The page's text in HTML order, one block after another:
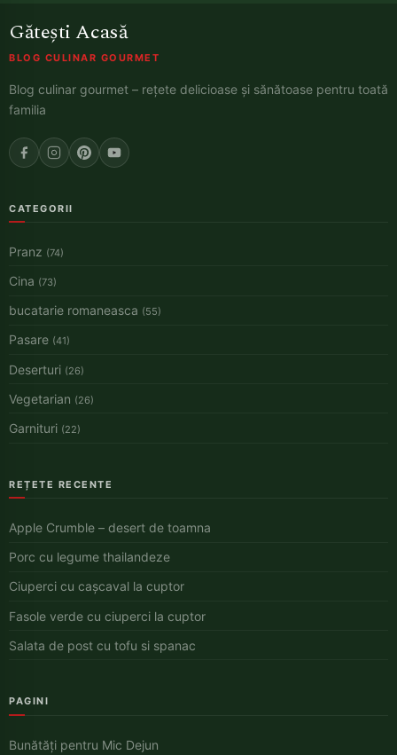
Gătești Acasă
BLOG CULINAR GOURMET
Blog culinar gourmet – rețete delicioase și sănătoase pentru toată
familia
CATEGORII
Pranz (74)
Cina (73)
bucatarie romaneasca (55)
Pasare (41)
Deserturi (26)
Vegetarian (26)
Garnituri (22)
REȚETE RECENTE
Apple Crumble – desert de toamna
Porc cu legume thailandeze
Ciuperci cu cașcaval la cuptor
Fasole verde cu ciuperci la cuptor
Salata de post cu tofu si spanac
PAGINI
Bunătăți pentru Mic Dejun